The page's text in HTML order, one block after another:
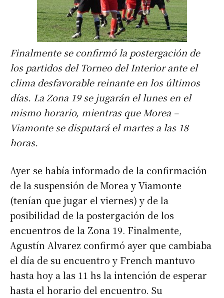
Finalmente se confirmó la postergación de
los partidos del Torneo del Interior ante el
clima desfavorable reinante en los últimos
días. La Zona 19 se jugarán el lunes en el
mismo horario, mientras que Morea –
Viamonte se disputará el martes a las 18
horas.
Ayer se había informado de la confirmación
de la suspensión de Morea y Viamonte
(tenían que jugar el viernes) y de la
posibilidad de la postergación de los
encuentros de la Zona 19. Finalmente,
Agustín Alvarez confirmó ayer que cambiaba
el día de su encuentro y French mantuvo
hasta hoy a las 11 hs la intención de esperar
hasta el horario del encuentro. Su